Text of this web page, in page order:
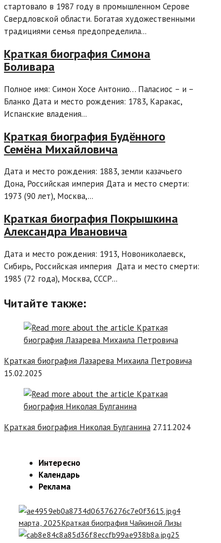
стартовало в 1987 году в промышленном Серове
Свердловской области. Богатая художественными
традициями семья предопределила...
Краткая биография Симона
Боливара
Полное имя: Симон Хосе Антонио… Паласиос – и –
Бланко Дата и место рождения: 1783, Каракас,
Испанские владения...
Краткая биография Будённого
Семёна Михайловича
Дата и место рождения: 1883, земли казачьего
Дона, Российская империя Дата и место смерти:
1973 (90 лет), Москва,...
Краткая биография Покрышкина
Александра Ивановича
Дата и место рождения: 1913, Новониколаевск,
Сибирь, Российская империя Дата и место смерти:
1985 (72 года), Москва, СССР...
Читайте также:
Краткая биография Лазарева Михаила Петровича
15.02.2025
Краткая биография Николая Булганина 27.11.2024
Интересно
Календарь
Реклама
4
марта, 2025Краткая биография Чайкиной Лизы
25